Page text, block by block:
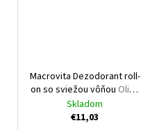
Macrovita Dezodorant roll-
on so sviežou vôňou Olive
Oil Deodorant roll-on fresh
Skladom
€11,03